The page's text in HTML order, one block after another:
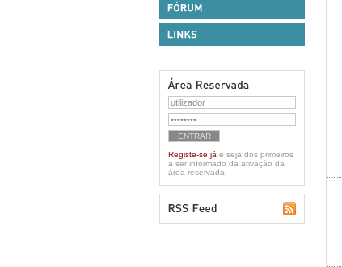
Registe-se já e seja dos primeiros
a ser informado da ativação da
área reservada.